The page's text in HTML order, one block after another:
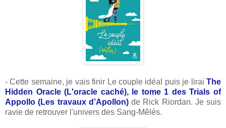
- Cette semaine, je vais finir Le couple idéal puis je lirai The
Hidden Oracle (L'oracle caché), le tome 1 des Trials of
Appollo (Les travaux d’Apollon)de Rick Riordan. Je suis
ravie de retrouver l'univers des Sang-Mêlés.